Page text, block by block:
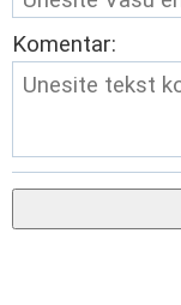
Komentar: